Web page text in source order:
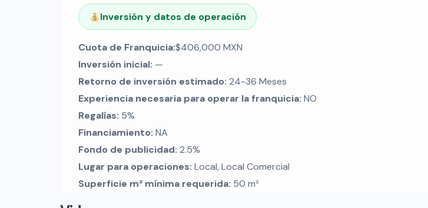
Inversión y datos de operación
Cuota de Franquicia:$406,000 MXN
Inversión inicial: —
Retorno de inversión estimado: 24-36 Meses
Experiencia necesaria para operar la franquicia: NO
Regalías: 5%
Financiamiento: NA
Fondo de publicidad: 2.5%
Lugar para operaciones: Local, Local Comercial
Superficie m² mínima requerida: 50 m²